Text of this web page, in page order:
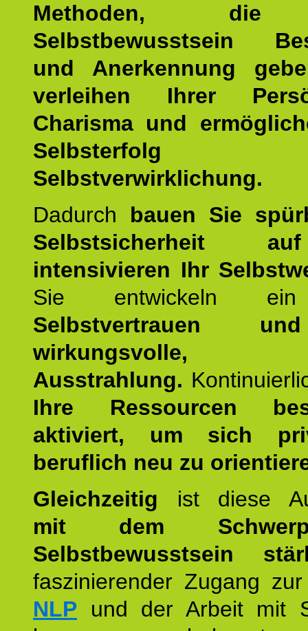
Methoden, die
Selbstbewusstsein
und Anerkennung
verleihen Ihrer
Charisma und
Selbstverwirklichung.
Dadurch bauen Sie
Selbstsicherheit
intensivieren Ihr
Sie entwickeln ein
Selbstvertrauen
wirkungsvolle,
Ausstrahlung.
Ihre Ressourcen
aktiviert, um sich
beruflich neu zu
Gleichzeitig ist diese
mit dem
Selbstbewusstsein
faszinierender Zugang
NLP und der Arbeit mit